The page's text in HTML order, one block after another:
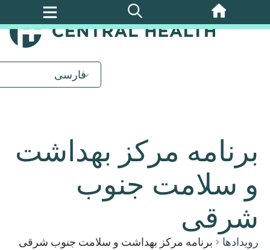
پرش
به
فارسی
برنامه مرکز بهداشت
و سلامت جنوب
شرقی
رویدادها برنامه مرکز بهداشت و سلامت جنوب شرقی